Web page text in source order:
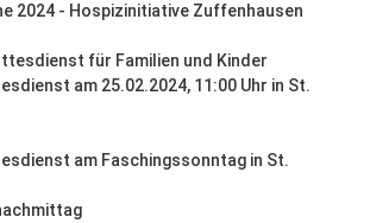
2024 - Hospizinitiative Zuffenhausen
für Familien und Kinder
am 25.02.2024, 11:00 Uhr in St.
am Faschingssonntag in St.